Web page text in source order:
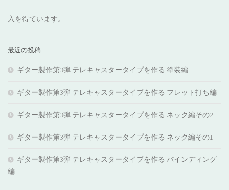
入を得ています。
最近の投稿
ギター製作第3弾 テレキャスタータイプを作る 塗装編
ギター製作第3弾 テレキャスタータイプを作る フレット打ち編
ギター製作第3弾 テレキャスタータイプを作る ネック編その2
ギター製作第3弾 テレキャスタータイプを作る ネック編その1
ギター製作第3弾 テレキャスタータイプを作る バインディング
編